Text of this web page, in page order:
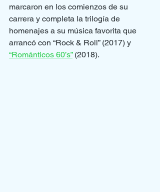
marcaron en los comienzos de su
carrera y completa la trilogía de
homenajes a su música favorita que
arrancó con “Rock & Roll” (2017) y
“Románticos 60’s” (2018).